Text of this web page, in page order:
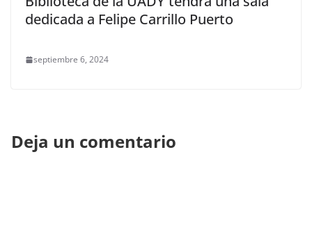
dedicada a Felipe Carrillo Puerto
septiembre 6, 2024
Deja un comentario